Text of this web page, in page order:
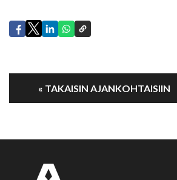
« TAKAISIN AJANKOHTAISIIN